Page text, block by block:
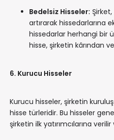
Bedelsiz Hisseler:
artırarak hissedarlarına
hissedarlar herhangi bir
hisse, şirketin kârından
6. Kurucu Hisseler
Kurucu hisseler, şirketin
hisse türleridir. Bu hisseler
şirketin ilk yatırımcılarına